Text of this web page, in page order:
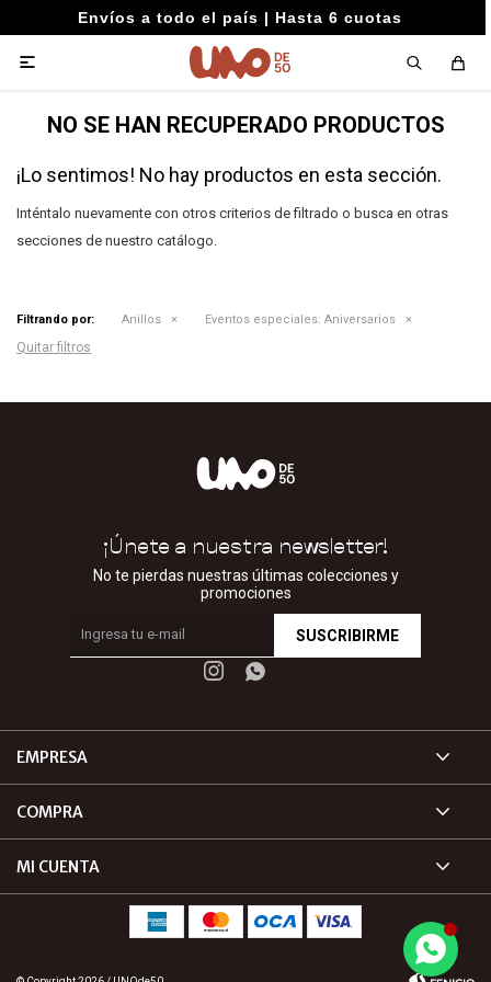
Envíos a todo el país | Hasta 6 cuotas

NO SE HAN RECUPERADO PRODUCTOS
¡Lo sentimos! No hay productos en esta sección.
Inténtalo nuevamente con otros criterios de filtrado o busca en otras
secciones de nuestro catálogo.
Filtrando por: Anillos Eventos especiales: Aniversarios
Quitar filtros
EMPRESA
COMPRA
MI CUENTA
¡Únete a nuestra newsletter!
No te pierdas nuestras últimas colecciones y
promociones
SUSCRIBIRME
 